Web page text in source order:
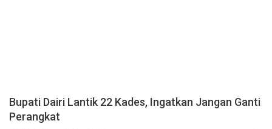
Bupati Dairi Lantik 22 Kades, Ingatkan Jangan Ganti
Perangkat